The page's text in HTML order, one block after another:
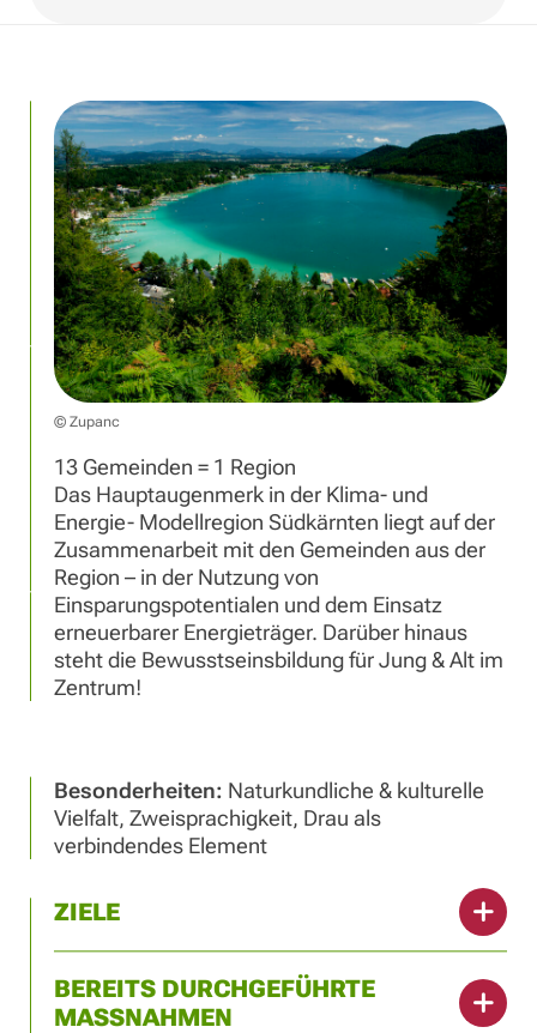
13 Gemeinden = 1 Region
Das Hauptaugenmerk in der Klima- und
Energie- Modellregion Südkärnten liegt auf der
Zusammenarbeit mit den Gemeinden aus der
Region – in der Nutzung von
Einsparungspotentialen und dem Einsatz
erneuerbarer Energieträger. Darüber hinaus
steht die Bewusstseinsbildung für Jung & Alt im
Zentrum!
© Zupanc
Besonderheiten: Naturkundliche & kulturelle
Vielfalt, Zweisprachigkeit, Drau als
verbindendes Element
ZIELE
BEREITS DURCHGEFÜHRTE
MASSNAHMEN